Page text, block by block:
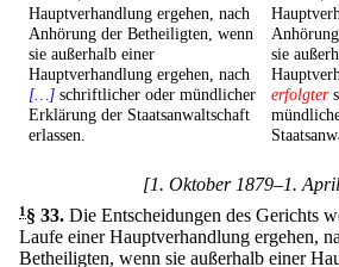
Hauptverhandlung ergehen, nach
Anhörung der Betheiligten, wenn
sie außerhalb einer
Hauptverhandlung ergehen, nach
[…] schriftlicher oder mündlicher
Erklärung der Staatsanwaltschaft
erlassen.
sie
erfolgter
[1. Oktober 1879–1.
1§ 33. Die Entscheidungen des Gerichts
Laufe einer Hauptverhandlung ergehen,
Betheiligten, wenn sie außerhalb einer